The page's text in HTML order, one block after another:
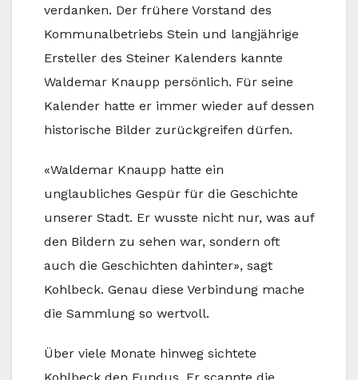
verdanken. Der frühere Vorstand des
Kommunalbetriebs Stein und langjährige
Ersteller des Steiner Kalenders kannte
Waldemar Knaupp persönlich. Für seine
Kalender hatte er immer wieder auf dessen
historische Bilder zurückgreifen dürfen.
«Waldemar Knaupp hatte ein
unglaubliches Gespür für die Geschichte
unserer Stadt. Er wusste nicht nur, was auf
den Bildern zu sehen war, sondern oft
auch die Geschichten dahinter», sagt
Kohlbeck. Genau diese Verbindung mache
die Sammlung so wertvoll.
Über viele Monate hinweg sichtete